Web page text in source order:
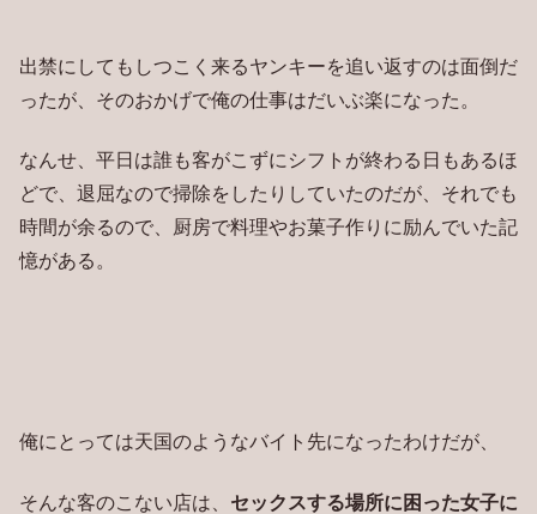
出禁にしてもしつこく来るヤンキーを追い返すのは面倒だ
ったが、そのおかげで俺の仕事はだいぶ楽になった。
なんせ、平日は誰も客がこずにシフトが終わる日もあるほ
どで、退屈なので掃除をしたりしていたのだが、それでも
時間が余るので、厨房で料理やお菓子作りに励んでいた記
憶がある。
俺にとっては天国のようなバイト先になったわけだが、
そんな客のこない店は、 セックスする場所に困った女子に